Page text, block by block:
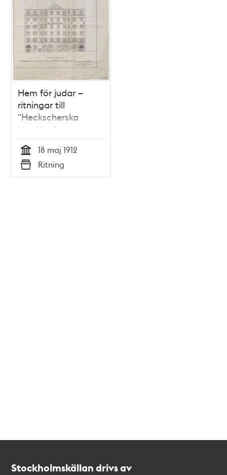
Hem för judar –
ritningar till
"Heckscherska
huset" på
Klippgatan från 1912
Tid
18 maj 1912
Typ
Ritning
Stockholmskällan drivs av